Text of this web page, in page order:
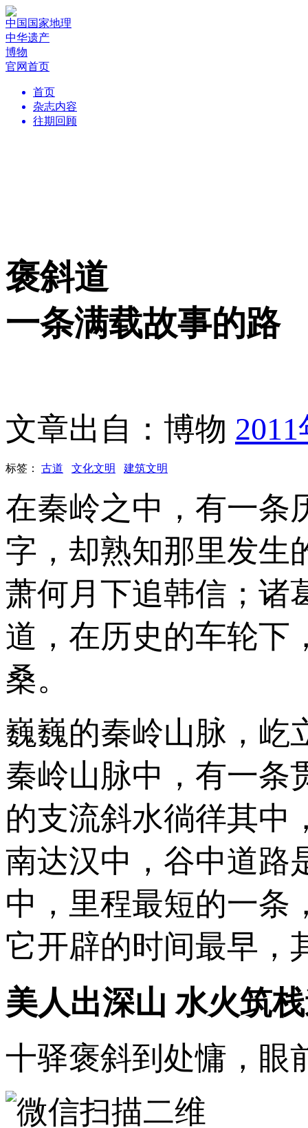
中国国家地理
中华遗产
博物
官网首页
首页
杂志内容
往期回顾
褒斜道
一条满载故事的路
文章出自：博物
标签： 古道 文化文明 建筑文明
在秦岭之中，有一条
字，却熟知那里发生
萧何月下追韩信；
道，在历史的车轮下
桑。
巍巍的秦岭山脉，屹
秦岭山脉中，有一条
的支流斜水徜徉其中
南达汉中，谷中道路
中，里程最短的一条
它开辟的时间最早，
美人出深山 水火筑
十驿褒斜到处慵，眼